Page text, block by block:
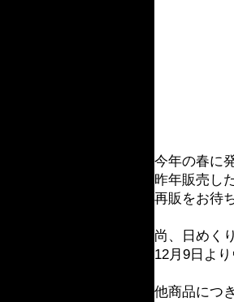
今年の春に
昨年販売し
再販をお待
尚、日めく
12月9日よ
他商品につ